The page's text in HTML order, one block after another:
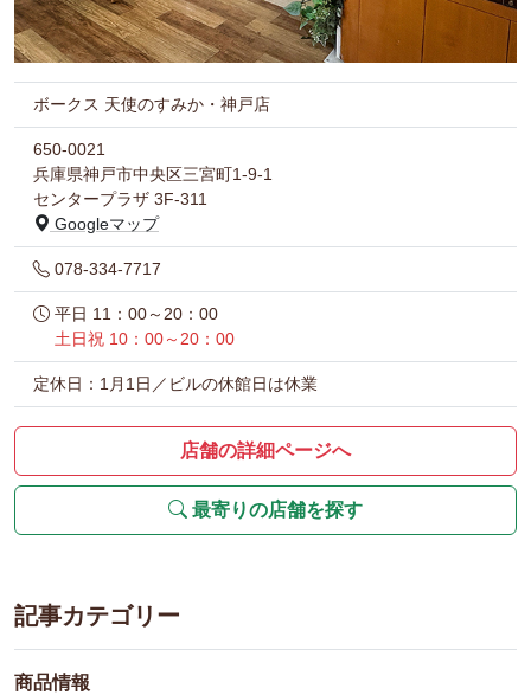
ボークス 天使のすみか・神戸店
650-0021
兵庫県神戸市中央区三宮町1-9-1
センタープラザ 3F-311
Googleマップ
078-334-7717
平日 11：00～20：00
土日祝 10：00～20：00
定休日：1月1日／ビルの休館日は休業
店舗の詳細ページへ
最寄りの店舗を探す
記事カテゴリー
商品情報